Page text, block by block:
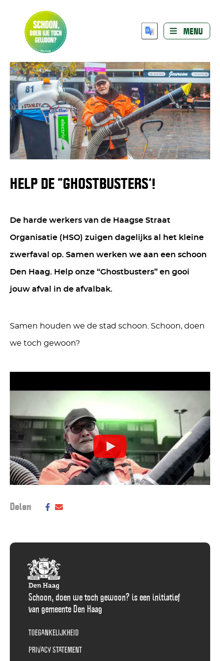
MENU
HELP DE “GHOSTBUSTERS’!
De harde werkers van de Haagse Straat
Organisatie (HSO) zuigen dagelijks al het kleine
zwerfaval op. Samen werken we aan een schoon
Den Haag. Help onze “Ghostbusters” en gooi
jouw afval in de afvalbak.
Samen houden we de stad schoon. Schoon, doen
we toch gewoon?
Delen Deel
Facebook
Delen
E-
Schoon, doen we toch gewoon? is een initiatief
van gemeente Den Haag
TOEGANKELIJKHEID
PRIVACY STATEMENT